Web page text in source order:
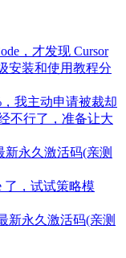
，才发现 Cursor
安装和使用教程分
我主动申请被裁却
不行了，准备让大
新永久激活码(亲测
了，试试策略模
新永久激活码(亲测